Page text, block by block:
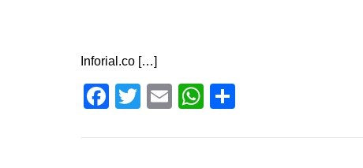
Inforial.co […]
Facebook
TwitterEmailWhatsApp